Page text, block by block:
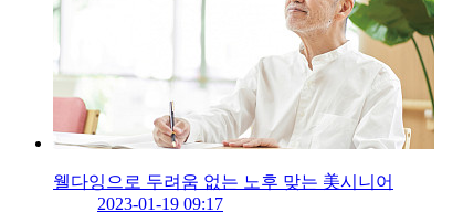
웰다잉으로 두려움 없는 노후 맞는 美시니어
2023-01-19 09:17